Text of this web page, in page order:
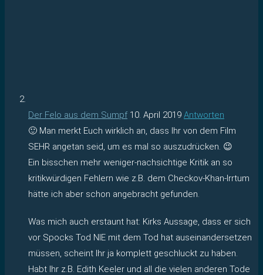
Der Felo aus dem Sumpf 10. April 2019 Antworten
🙂 Man merkt Euch wirklich an, dass Ihr von dem Film
SEHR angetan seid, um es mal so auszudrücken. 😉
Ein bisschen mehr weniger-nachsichtige Kritik an so
kritikwürdigen Fehlern wie z.B. dem Checkov-Khan-Irrtum
hätte ich aber schon angebracht gefunden.
Was mich auch erstaunt hat: Kirks Aussage, dass er sich
vor Spocks Tod NIE mit dem Tod hat auseinandersetzen
müssen, scheint Ihr ja komplett geschluckt zu haben.
Habt Ihr z.B. Edith Keeler und all die vielen anderen Tode